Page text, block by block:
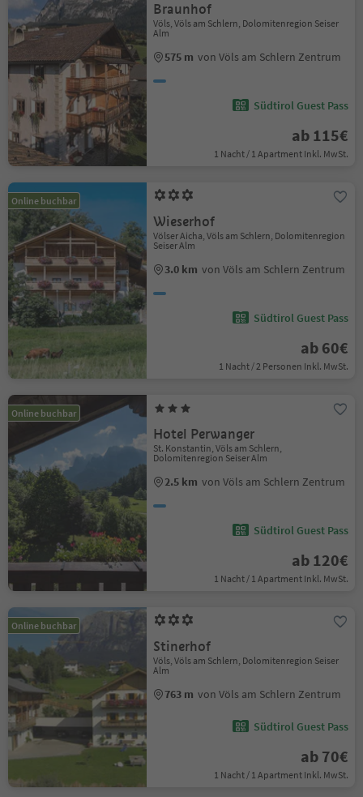
Braunhof
Völs, Völs am Schlern, Dolomitenregion Seiser
Alm
575 m von Völs am Schlern Zentrum
Südtirol Guest Pass
ab 115€
1 Nacht / 1 Apartment Inkl. MwSt.
Online buchbar
Wieserhof
Völser Aicha, Völs am Schlern, Dolomitenregion
Seiser Alm
3.0 km von Völs am Schlern Zentrum
Südtirol Guest Pass
ab 60€
1 Nacht / 2 Personen Inkl. MwSt.
Online buchbar
Hotel Perwanger
St. Konstantin, Völs am Schlern,
Dolomitenregion Seiser Alm
2.5 km von Völs am Schlern Zentrum
Südtirol Guest Pass
ab 120€
1 Nacht / 1 Apartment Inkl. MwSt.
Online buchbar
Stinerhof
Völs, Völs am Schlern, Dolomitenregion Seiser
Alm
763 m von Völs am Schlern Zentrum
Südtirol Guest Pass
ab 70€
1 Nacht / 1 Apartment Inkl. MwSt.